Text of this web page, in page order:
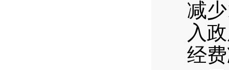
减
入
经